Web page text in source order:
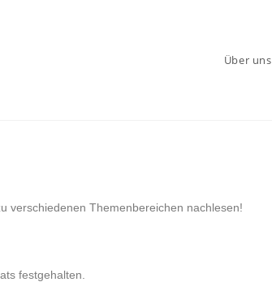
Über uns
verschiedenen Themenbereichen nachlesen!
festgehalten.